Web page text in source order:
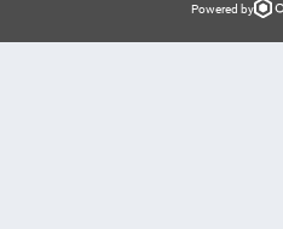
Powered by